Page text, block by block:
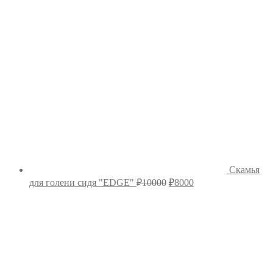
Скамья
для голени сидя "EDGE" ₽10000 Первоначальная
₽8000Текущая